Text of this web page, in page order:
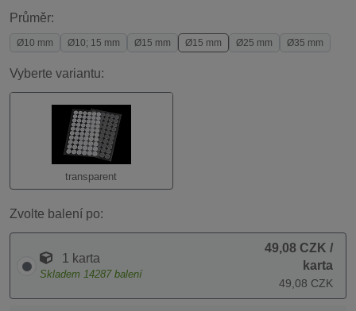
Průměr:
Ø10 mm Ø10; 15 mm Ø15 mm Ø15 mm Ø25 mm Ø35 mm
Vyberte variantu:
transparent
Zvolte balení po:
1 karta
Skladem 14287 balení
49,08 CZK /
karta
49,08 CZK